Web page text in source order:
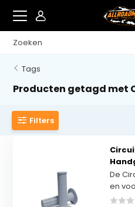
Tags
Producten getagd met
Filters
De
en